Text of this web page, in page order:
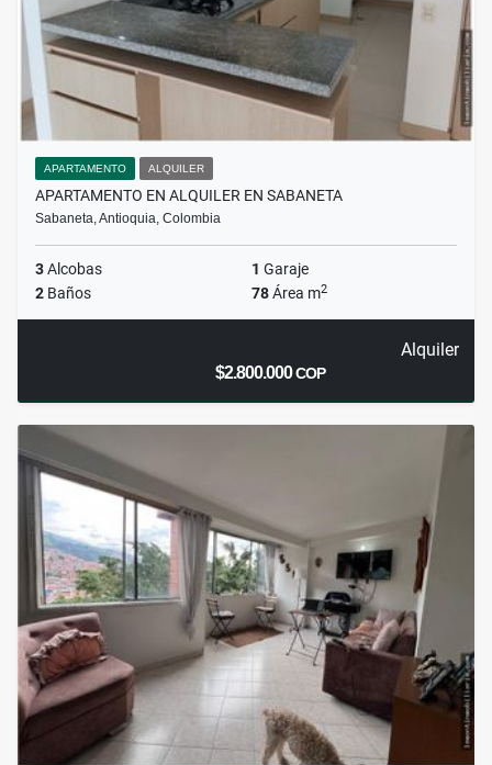
APARTAMENTO ALQUILER
APARTAMENTO EN ALQUILER EN SABANETA
Sabaneta, Antioquia, Colombia
3Alcobas 1 Garaje
2 Baños 78Área m2
Alquiler
$2.800.000COP